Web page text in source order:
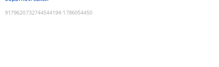
9179620732744544194:1786054450